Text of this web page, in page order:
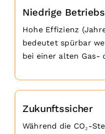
Niedrige
Hohe Effizienz
bedeutet spürbar
bei einer alten Gas-
Zukunftssicher
Während die CO₂-